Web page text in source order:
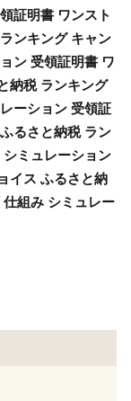
証明書 ワンスト
ンキング キャン
ン 受領証明書 ワ
納税 ランキング
ーション 受領証
るさと納税 ラン
ミュレーション
イス ふるさと納
組み シミュレー